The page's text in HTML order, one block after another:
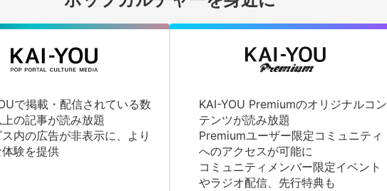
で掲載・配信されている数
の記事が読み放題
内の広告が非表示に、より
験を提供
KAI-YOU Premiumのオリジナルコン
テンツが読み放題
Premiumユーザー限定コミュニティ
へのアクセスが可能に
コミュニティメンバー限定イベント
やラジオ配信、先行特典も